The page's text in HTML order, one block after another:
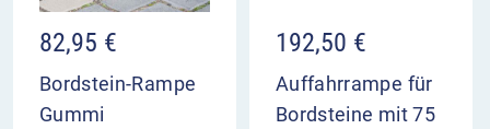
82,95 €
Bordstein-Rampe
Gummi
192,50 €
Auffahrrampe für
Bordsteine mit 75